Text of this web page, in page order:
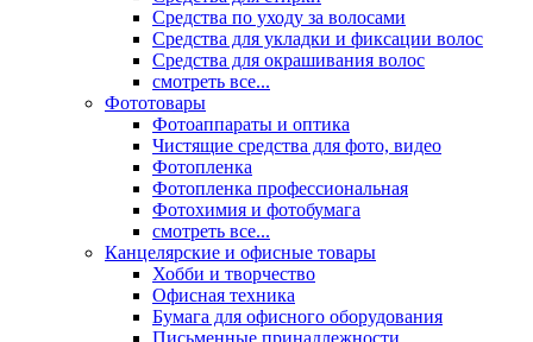
Средства по уходу за волосами
Средства для укладки и фиксации волос
Средства для окрашивания волос
смотреть все...
Фототовары
Фотоаппараты и оптика
Чистящие средства для фото, видео
Фотопленка
Фотопленка профессиональная
Фотохимия и фотобумага
смотреть все...
Канцелярские и офисные товары
Хобби и творчество
Офисная техника
Бумага для офисного оборудования
Письменные принадлежности